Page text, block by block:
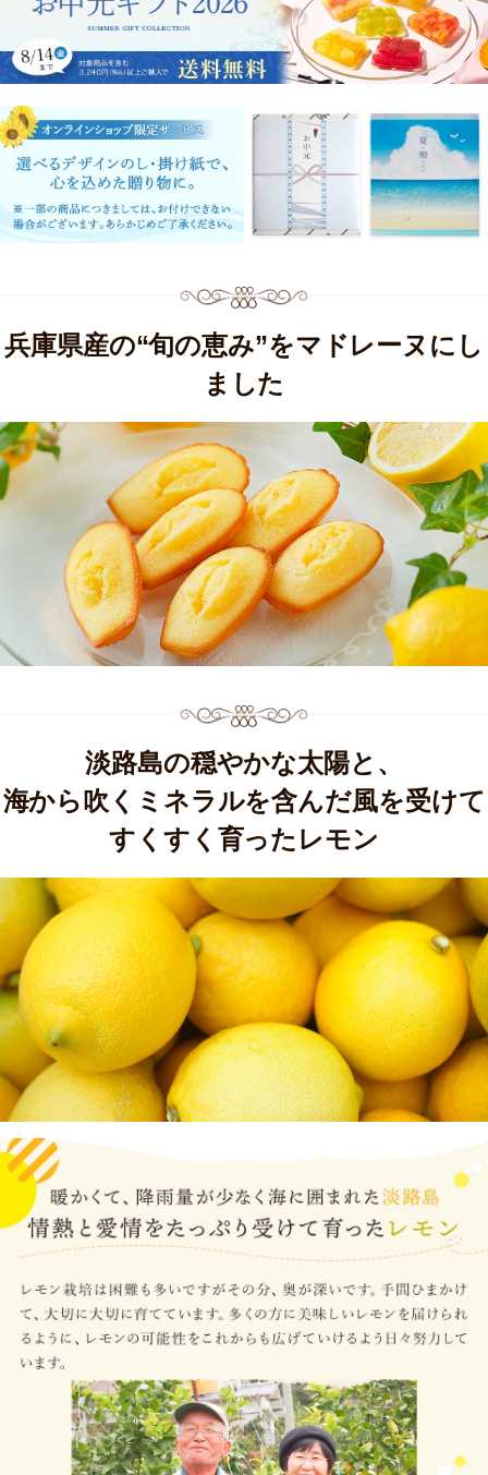
兵庫県産の“旬の恵み”をマドレーヌにし
ました
淡路島の穏やかな太陽と、
海から吹くミネラルを含んだ風を受けて
すくすく育ったレモン